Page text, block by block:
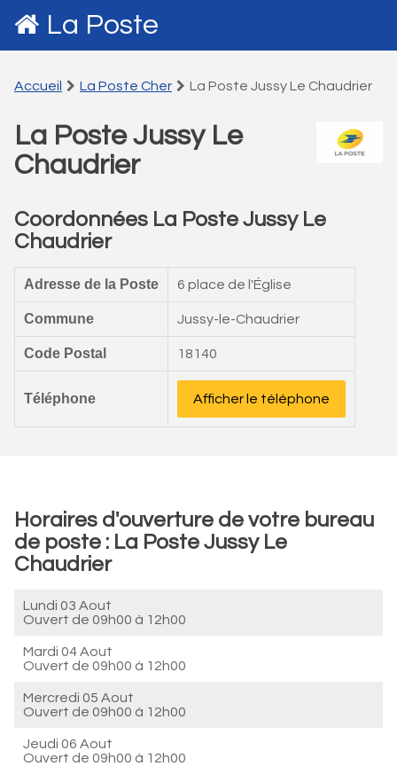
La Poste
Accueil La Poste Cher La Poste Jussy Le Chaudrier
La Poste Jussy Le
Chaudrier
Coordonnées La Poste Jussy Le
Chaudrier
Adresse de la Poste 6 place de l'Église
Commune Jussy-le-Chaudrier
Code Postal 18140
Téléphone Afficher le téléphone
Horaires d'ouverture de votre bureau
de poste : La Poste Jussy Le
Chaudrier
Lundi 03 Aout
Ouvert de 09h00 à 12h00
Mardi 04 Aout
Ouvert de 09h00 à 12h00
Mercredi 05 Aout
Ouvert de 09h00 à 12h00
Jeudi 06 Aout
Ouvert de 09h00 à 12h00